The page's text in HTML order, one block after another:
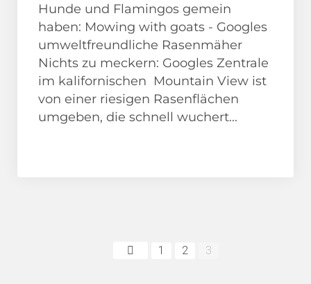
Hunde und Flamingos gemein
haben: Mowing with goats - Googles
umweltfreundliche Rasenmäher
Nichts zu meckern: Googles Zentrale
im kalifornischen Mountain View ist
von einer riesigen Rasenflächen
umgeben, die schnell wuchert...
Beitragsnavigation
 1 2 3